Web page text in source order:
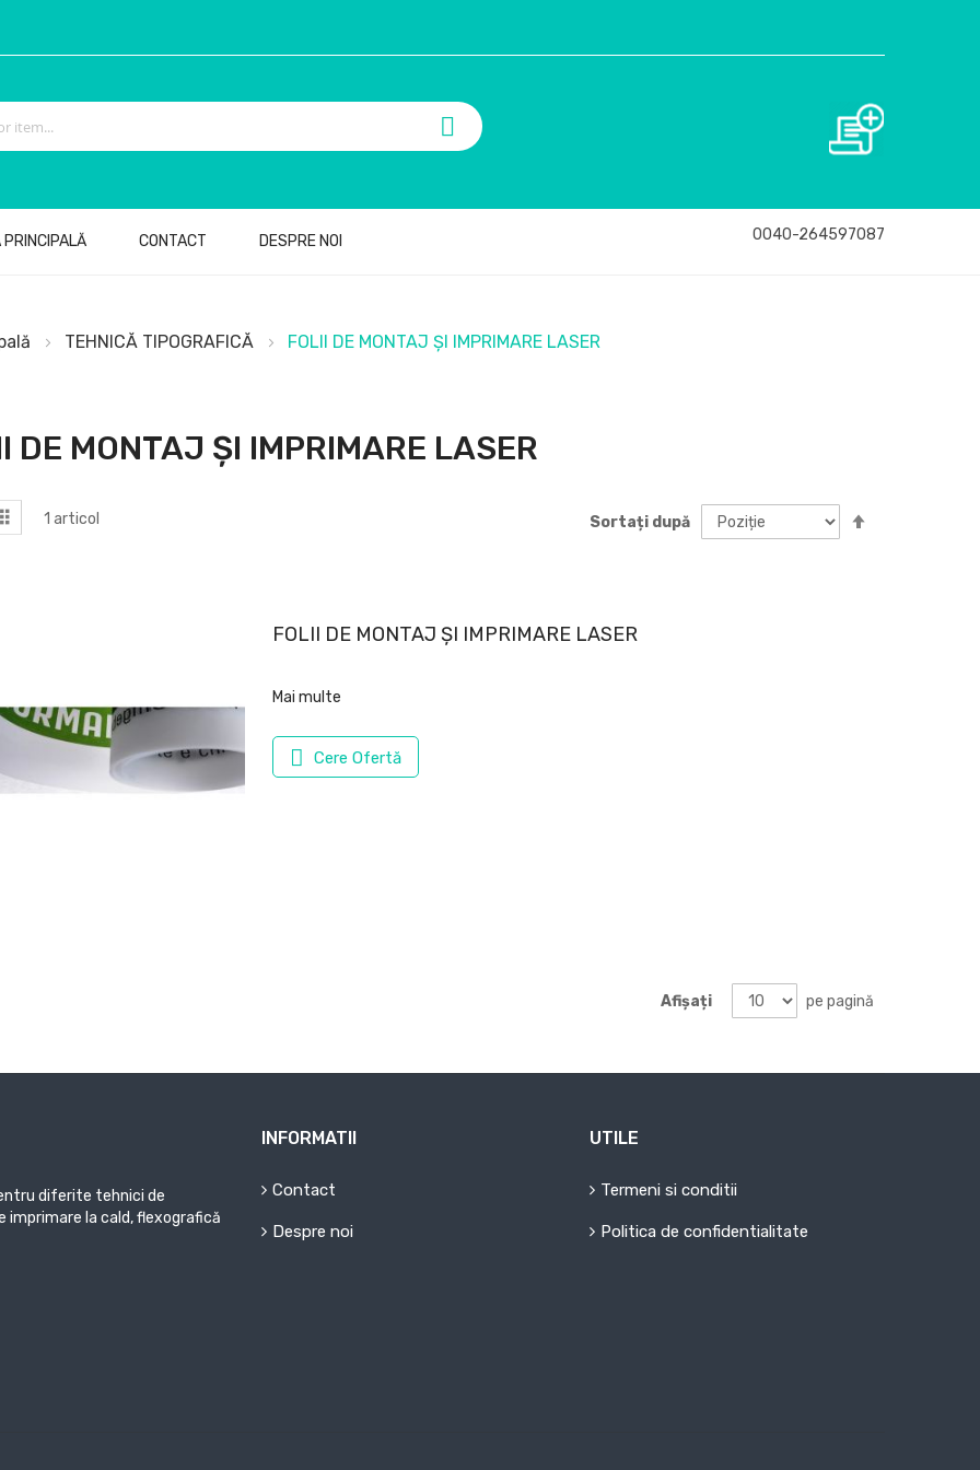
Cerere de ofertă
PRINCIPALĂ CONTACT DESPRE NOI 0040-264597087
TEHNICĂ TIPOGRAFICĂ FOLII DE MONTAJ ȘI IMPRIMARE LASER
DE MONTAJ ȘI IMPRIMARE LASER
Grilă1 articol Sortați după
FOLII DE MONTAJ ȘI IMPRIMARE LASER
Mai multe
Cere Ofertă
Afișați pe pagină
diferite tehnici de
imprimare la cald, flexografică
INFORMATII
Contact
Despre noi
UTILE
Termeni si conditii
Politica de confidentialitate